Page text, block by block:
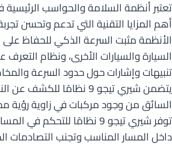
أهم المزايا التقنية التي تدعم وتحسن
الأنظمة مثبت السرعة الذكي للحفاظ
السيارة والسيارات الأخرى، ونظام التعرف
تنبيهات وإشارات حول حدود السرعة
يتضمن شيري تيجو 9 نظامًا
السائق من وجود مركبات في زاوية رؤية
توفر شيري تيجو 9 نظامًا
داخل المسار المناسب وتجنب التصادمات